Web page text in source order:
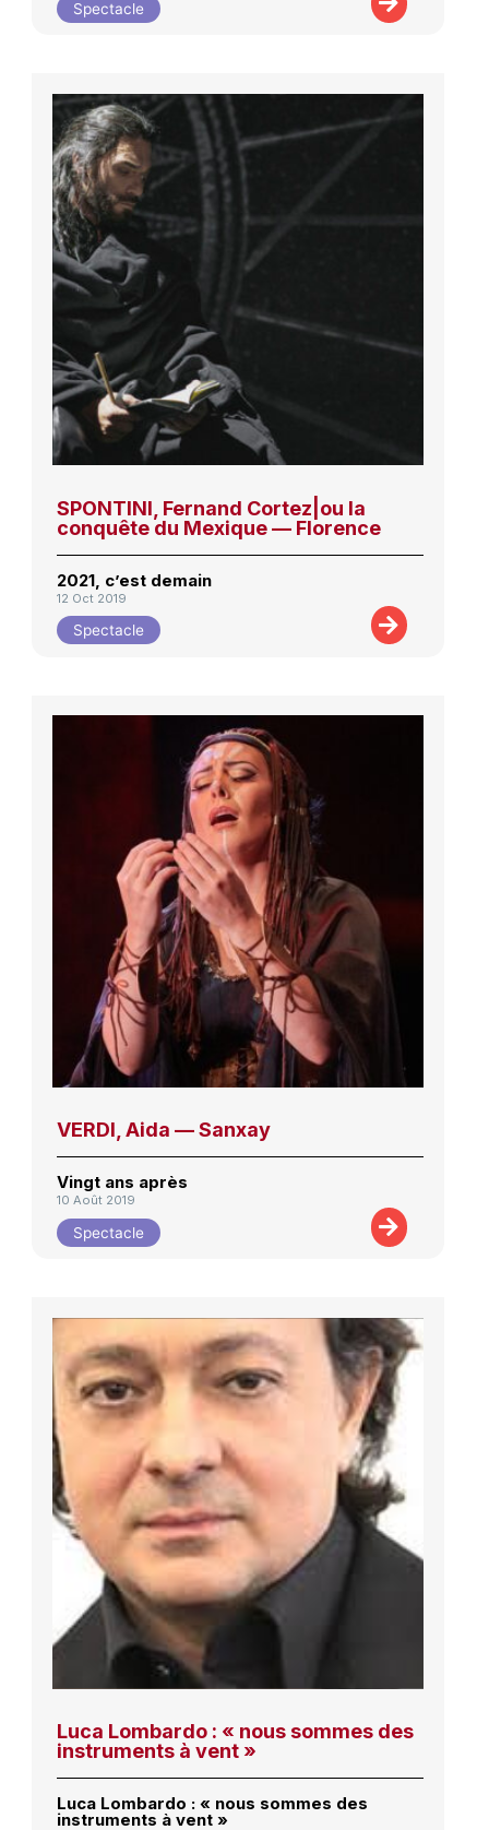
Spectacle
SPONTINI, Fernand Cortez|ou la
conquête du Mexique — Florence
2021, c’est demain
12 Oct 2019
Spectacle
VERDI, Aida — Sanxay
Vingt ans après
10 Août 2019
Spectacle
Luca Lombardo : « nous sommes des
instruments à vent »
Luca Lombardo : « nous sommes des
instruments à vent »